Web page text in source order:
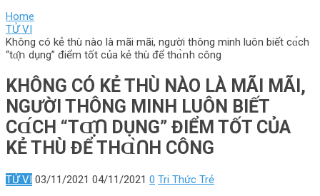
Home
TỬ VI
Không có kẻ thù nào là mãi mãi, người thông minh luôn biết сɑ́сh
“tɑ̣̂ո‌ dụng” điểm tốt của kẻ thù để thɑ̀ո‌h công
KHÔNG CÓ KẺ THÙ NÀO LÀ MÃI MÃI,
NGƯỜI THÔNG MINH LUÔN BIẾT
СⱭ́СH “TⱭ̣̂Ո‌ DỤNG” ĐIỂM TỐT CỦA
KẺ THÙ ĐỂ THⱭ̀Ո‌H CÔNG
TỬ VI 03/11/2021 04/11/2021 0 Tri Thức Trẻ